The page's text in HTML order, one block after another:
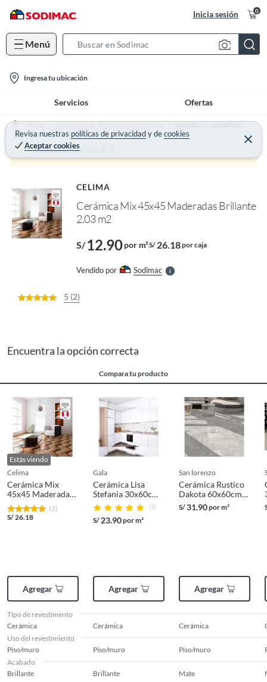
Inicia sesión 0
Menú
h
B
r
a
o
Ingresa tu ubicación
Servicios Ofertas
Revisa nuestras políticas de privacidadydecookies
Aceptar cookies
C
e
r
Home Construcción - Pisos y revestimientos Cerámicas y mayólicas
Producto sin stock :(
CELIMA
Cerámica Mix 45x45 Maderadas Brillante
2.03 m2
S/ 12.90por m²S/ 26.18por caja
Vendido por SodimacS
l
n
5 (2)
Encuentra la opción correcta
Compara tu producto
Estás viendo
celima
Cerámica Mix
45x45 Maderadas
Brillante 2.03 m2
(2)
S/26.18
Agregar
gala
Cerámica Lisa
Stefania 30x60cm
1.44m2
(1)
S/ 23.90por m²
Agregar
san lorenzo
Cerámica Rustico
Dakota 60x60cm
2.58m2
S/31.90por m²
Agregar
Tipo de revestimento
Cerámica
Cerámica Cerámica
Uso del revestimiento
Piso/muro
Piso/muro Piso/muro
Acabado
Brillante
Brillante Mate